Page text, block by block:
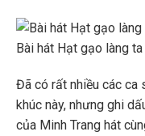
Bài hát Hạt gạo làng ta
Đã có rất nhiều các ca
khúc này, nhưng ghi
của Minh Trang hát